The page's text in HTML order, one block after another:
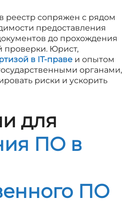
реестр сопряжен с рядом
предоставления
до прохождения
проверки. Юрист,
в IT-праве и опытом
органами,
риски и ускорить
для
ПО в
ПО